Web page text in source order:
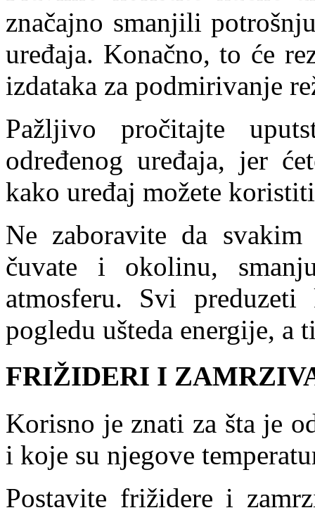
značajno smanjili
uređaja. Konačno, to će
izdataka za podmirivanje
Pažljivo pročitajte
određenog uređaja, jer
kako uređaj možete
Ne zaboravite da
čuvate i okolinu,
atmosferu. Svi
pogledu ušteda energije, a
FRIŽIDERI I
Korisno je znati za šta je
i koje su njegove
Postavite frižidere i